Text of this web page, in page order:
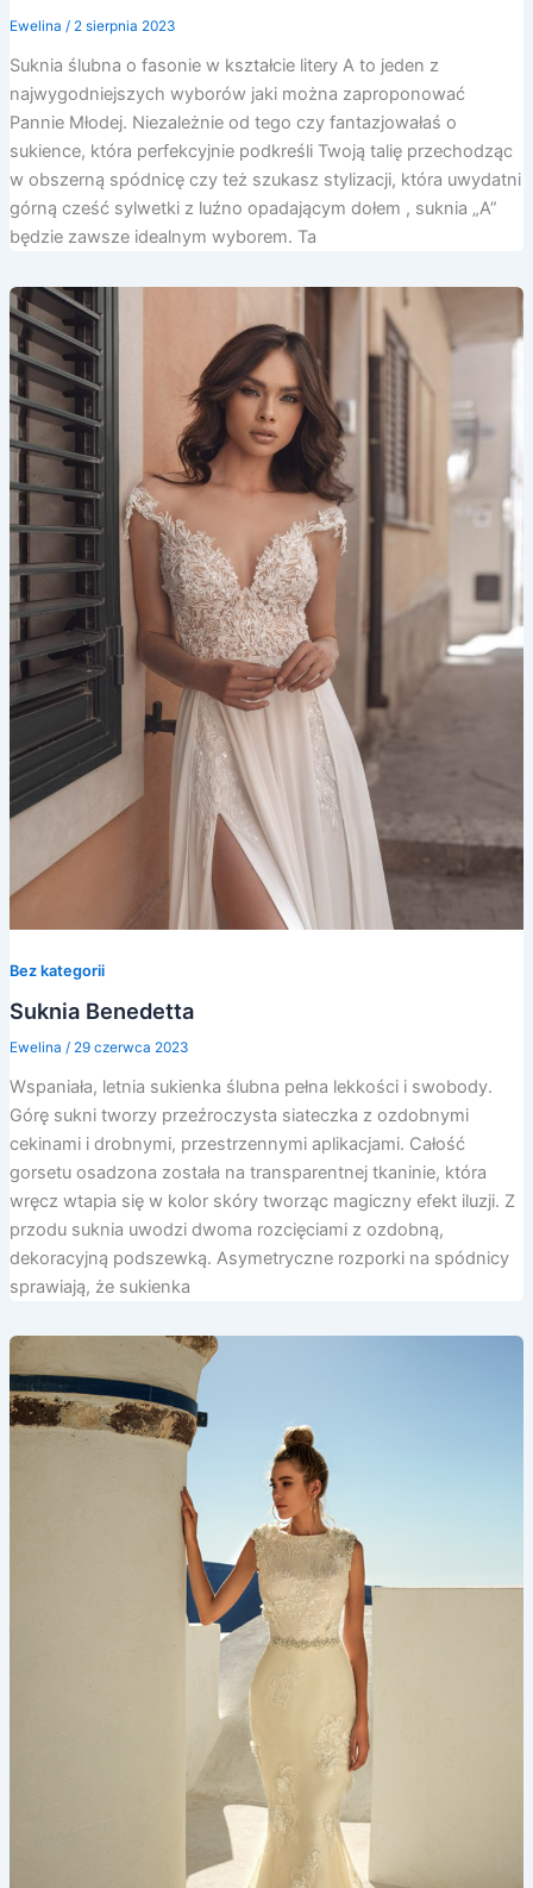
Ewelina / 2 sierpnia 2023
Suknia ślubna o fasonie w kształcie litery A to jeden z
najwygodniejszych wyborów jaki można zaproponować
Pannie Młodej. Niezależnie od tego czy fantazjowałaś o
sukience, która perfekcyjnie podkreśli Twoją talię przechodząc
w obszerną spódnicę czy też szukasz stylizacji, która uwydatni
górną cześć sylwetki z luźno opadającym dołem , suknia „A”
będzie zawsze idealnym wyborem. Ta
Bez kategorii
Suknia Benedetta
Ewelina / 29 czerwca 2023
Wspaniała, letnia sukienka ślubna pełna lekkości i swobody.
Górę sukni tworzy przeźroczysta siateczka z ozdobnymi
cekinami i drobnymi, przestrzennymi aplikacjami. Całość
gorsetu osadzona została na transparentnej tkaninie, która
wręcz wtapia się w kolor skóry tworząc magiczny efekt iluzji. Z
przodu suknia uwodzi dwoma rozcięciami z ozdobną,
dekoracyjną podszewką. Asymetryczne rozporki na spódnicy
sprawiają, że sukienka